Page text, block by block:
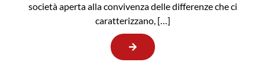
società aperta alla convivenza delle differenze che ci
caratterizzano, […]